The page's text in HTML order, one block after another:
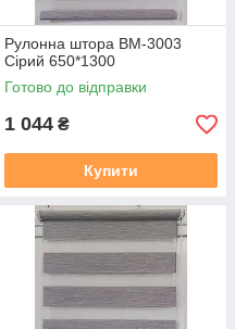
Рулонна штора ВМ-3003
Сірий 650*1300
Готово до відправки
1 044 ₴
Купити